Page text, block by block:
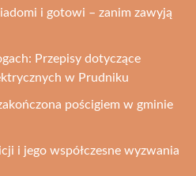
i gotowi – zanim zawyją
Przepisy dotyczące
w Prudniku
pościgiem w gminie
i jego współczesne wyzwania